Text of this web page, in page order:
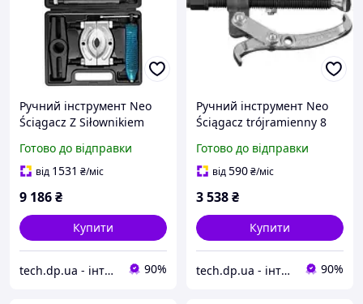
Ручний інструмент Neo
Ściągacz Z Siłownikiem
Готово до відправки
від 1531 ₴/міс
9 186₴
Купити
tech.dp.ua - інтернет магазин 90%
Ручний інструмент Neo
Ściągacz trójramienny 8
Готово до відправки
від590₴/міс
3 538₴
Купити
tech.dp.ua - інтернет магазин 90%